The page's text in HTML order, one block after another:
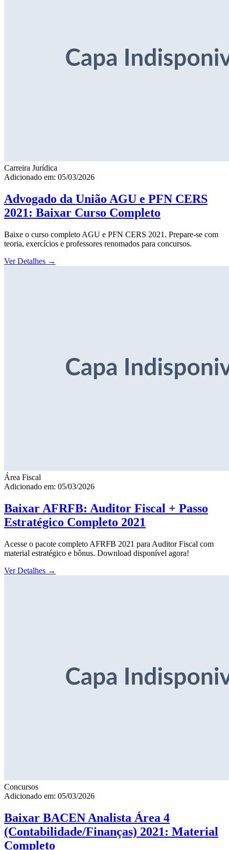
Carreira Jurídica
Adicionado em: 05/03/2026
Advogado da União AGU e PFN CERS
2021: Baixar Curso Completo
Baixe o curso completo AGU e PFN CERS 2021. Prepare-se com
teoria, exercícios e professores renomados para concursos.
Ver Detalhes →
Área Fiscal
Adicionado em: 05/03/2026
Baixar AFRFB: Auditor Fiscal + Passo
Estratégico Completo 2021
Acesse o pacote completo AFRFB 2021 para Auditor Fiscal com
material estratégico e bônus. Download disponível agora!
Ver Detalhes →
Concursos
Adicionado em: 05/03/2026
Baixar BACEN Analista Área 4
(Contabilidade/Finanças) 2021: Material
Completo